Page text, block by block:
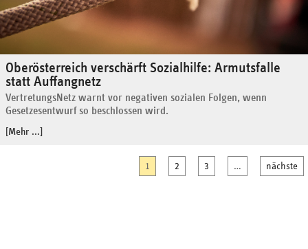
Oberösterreich verschärft Sozialhilfe: Armutsfalle
statt Auffangnetz
VertretungsNetz warnt vor negativen sozialen Folgen, wenn
Gesetzesentwurf so beschlossen wird.
[Mehr ...]
1 2 3 … nächste